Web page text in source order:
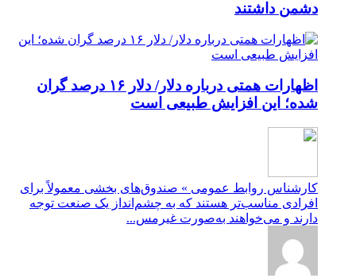
دشمن داشتند
اظهارات همتی درباره دلار/ دلار ۱۶ درصد گران
شده؛ این افزایش طبیعی است
کارشناس روابط عمومی » صندوق‌های بخشی معمولاً برای
افرادی مناسب‌تر هستند که به چشم‌انداز یک صنعت توجه
دارند و می‌خواهند به‌صورت غیرمس...